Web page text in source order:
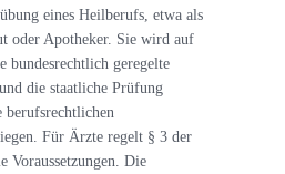
eines Heilberufs, etwa als
oder Apotheker. Sie wird auf
bundesrechtlich geregelte
die staatliche Prüfung
berufsrechtlichen
Für Ärzte regelt § 3 der
Voraussetzungen. Die